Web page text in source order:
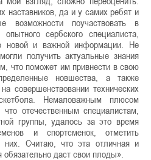
наставников, да и у самих ребят и
возможности поучаствовать в
сербского специалиста,
новой и важной информации. Не
получить актуальные знания
что поможет им привнести в свою
новшества, а также
совершенствовании технических
Немаловажным плюсом
отечественным специалистам,
группы, удалось за это время
и спортсменок, отметить
них. Считаю, что эта отличная и
обязательно даст свои плоды».